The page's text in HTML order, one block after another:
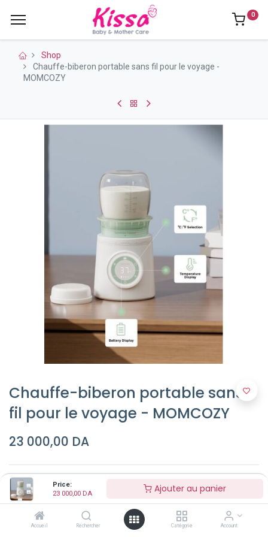
Price:
23 000,00 DA Ajouter au panier
Accueil Rechercher Catégorie Account
0
Shop
Chauffe-biberon portable sans fil pour le voyage -
MOMCOZY
Chauffe-biberon portable sans
fil pour le voyage - MOMCOZY
23 000,00 DA
Ajouter au panier